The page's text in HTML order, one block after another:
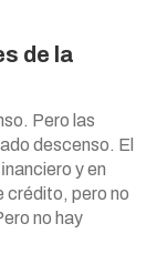
de la
Pero las
descenso. El
y en
crédito, pero no
no hay